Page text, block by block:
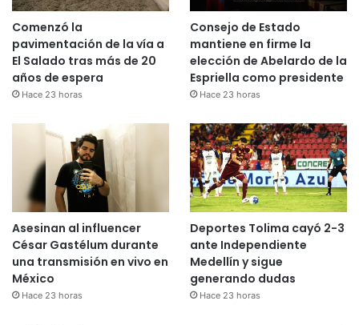
Comenzó la
pavimentación de la vía a
El Salado tras más de 20
años de espera
Hace 23 horas
Consejo de Estado
mantiene en firme la
elección de Abelardo de la
Espriella como presidente
Hace 23 horas
Asesinan al influencer
César Gastélum durante
una transmisión en vivo en
México
Hace 23 horas
Deportes Tolima cayó 2-3
ante Independiente
Medellín y sigue
generando dudas
Hace 23 horas